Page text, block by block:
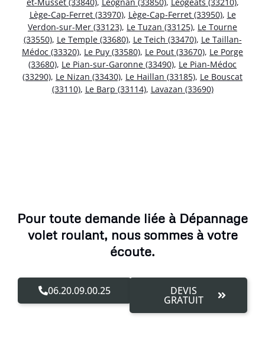
Lège-Cap-Ferret (33970), Lège-Cap-Ferret (33950), Le
Verdon-sur-Mer (33123), Le Tuzan (33125), Le Tourne
(33550), Le Temple (33680), Le Teich (33470), Le Taillan-
Médoc (33320), Le Puy (33580), Le Pout (33670), Le Porge
(33680), Le Pian-sur-Garonne (33490), Le Pian-Médoc
(33290), Le Nizan (33430), Le Haillan (33185), Le Bouscat
(33110), Le Barp (33114), Lavazan (33690)
Pour toute demande liée à Dépannage
volet roulant, nous sommes à votre
écoute.
06.20.09.00.25 DEVIS
GRATUIT